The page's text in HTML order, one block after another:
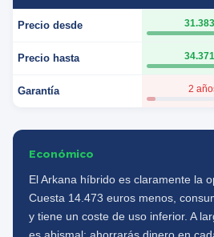
Precio desde
Precio hasta
Garantía 2
Económico
El Arkana híbrido es claramente la
Cuesta 14.473 euros menos,
y tiene un coste de uso inferior. A